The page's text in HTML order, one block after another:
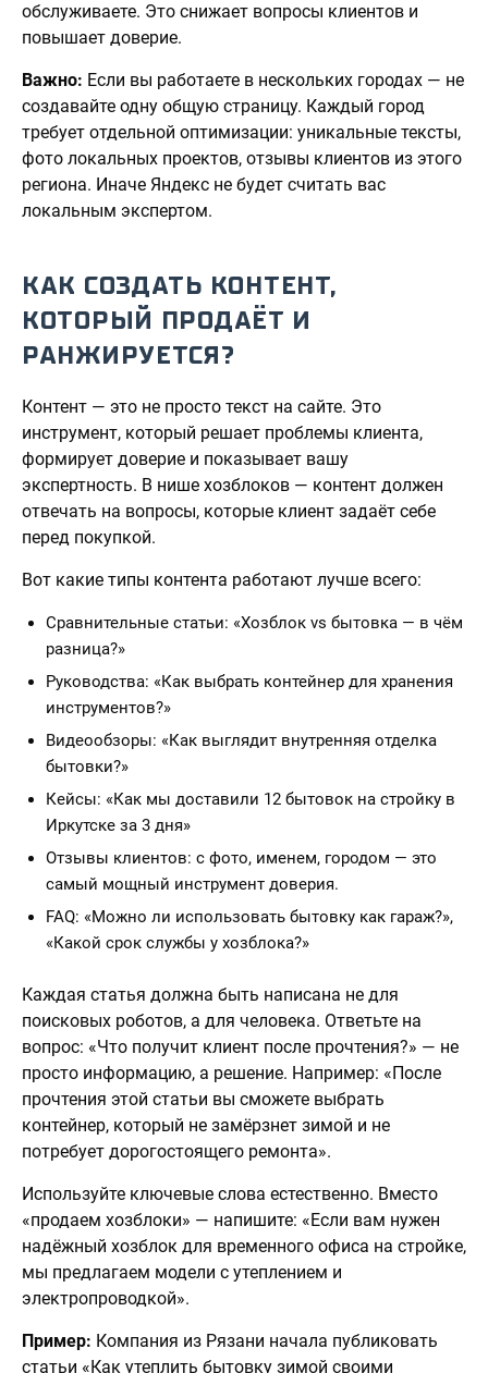
обслуживаете. Это снижает вопросы клиентов и
повышает доверие.
Важно: Если вы работаете в нескольких городах — не
создавайте одну общую страницу. Каждый город
требует отдельной оптимизации: уникальные тексты,
фото локальных проектов, отзывы клиентов из этого
региона. Иначе Яндекс не будет считать вас
локальным экспертом.
КАК СОЗДАТЬ КОНТЕНТ,
КОТОРЫЙ ПРОДАЁТ И
РАНЖИРУЕТСЯ?
Контент — это не просто текст на сайте. Это
инструмент, который решает проблемы клиента,
формирует доверие и показывает вашу
экспертность. В нише хозблоков — контент должен
отвечать на вопросы, которые клиент задаёт себе
перед покупкой.
Вот какие типы контента работают лучше всего:
Сравнительные статьи: «Хозблок vs бытовка — в чём
разница?»
Руководства: «Как выбрать контейнер для хранения
инструментов?»
Видеообзоры: «Как выглядит внутренняя отделка
бытовки?»
Кейсы: «Как мы доставили 12 бытовок на стройку в
Иркутске за 3 дня»
Отзывы клиентов: с фото, именем, городом — это
самый мощный инструмент доверия.
FAQ: «Можно ли использовать бытовку как гараж?»,
«Какой срок службы у хозблока?»
Каждая статья должна быть написана не для
поисковых роботов, а для человека. Ответьте на
вопрос: «Что получит клиент после прочтения?» — не
просто информацию, а решение. Например: «После
прочтения этой статьи вы сможете выбрать
контейнер, который не замёрзнет зимой и не
потребует дорогостоящего ремонта».
Используйте ключевые слова естественно. Вместо
«продаем хозблоки» — напишите: «Если вам нужен
надёжный хозблок для временного офиса на стройке,
мы предлагаем модели с утеплением и
электропроводкой».
Пример: Компания из Рязани начала публиковать
статьи «Как утеплить бытовку зимой своими